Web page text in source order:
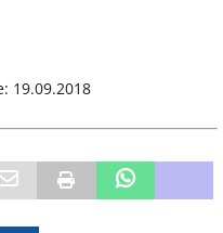
19.09.2018